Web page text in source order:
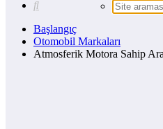
Başlangıç
Otomobil Markaları
Atmosferik Motora Sahip